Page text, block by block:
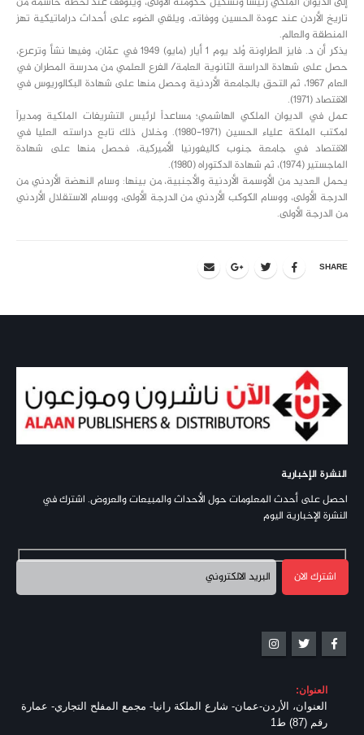
تاريخ الأردن عند عودة الحسين ووفاته، ويلقي الضوء على أحداث دراماتيكية تهز
المنطقة والعالم.
يذكر أن د. فايز الطراونة وُلد يوم 1 أيار (مايو) 1949 في عمّان، وفيها نشأ وترعرع،
حصل على شهادة الدراسة الثانوية العامة/ الفرع العلمي من مدرسة المطران في
العام 1967، ثم التحق بالجامعة الأردنية وحصل منها على شهادة البكالوريوس في
الاقتصاد (1971).
عمل في الديوان الملكي الهاشمي؛ مساعداً لرئيس التشريفات الملكية ومديراً
لمكتب الملكة علياء الحسين (1971-1980). وخلال ذلك تابع دراسته العليا في
الاقتصاد في جامعة جنوب كاليفورنيا الأميركية، فحصل منها على شهادة
الماجستير (1974)، ثم شهادة الدكتوراه (1980).
يحمل العديد من الأوسمة الأردنية والأجنبية، من بينها: وسام النهضة الأردني من
الدرجة الأولى، ووسام الكوكب الأردني من الدرجة الأولى، ووسام الاستقلال الأردني
من الدرجة الأولى.
SHARE
النشرة الإخبارية
احصل على أحدث المعلومات حول الأحداث والمبيعات والعروض. اشترك في
النشرة الإخبارية اليوم
العنوان:
العنوان، الأردن-عمان- شارع الملكة رانيا- مجمع المفلح التجاري- عمارة
رقم (87) ط1